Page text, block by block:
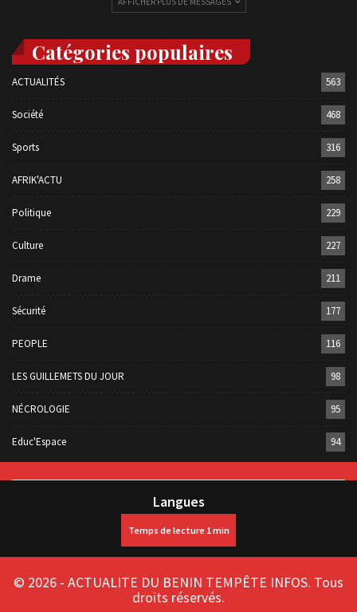
Catégories populaires
ACTUALITÉS 563
Société 468
Sports 316
AFRIK'ACTU 258
Politique 229
Culture 227
Drame 211
Sécurité 177
PEOPLE 116
LES GUILLEMETS DU JOUR 98
NÉCROLOGIE 95
Educ'Espace 94
Langues
© 2026 - ACTUALITE DU BENIN TEMPÊTE INFOS. Tous
droits réservés.